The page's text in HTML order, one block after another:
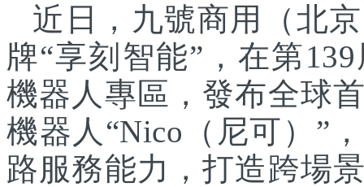
近日，九號商用（北
牌“享刻智能”，在第
機器人專區，發布全球
機器人“Nico（尼可）”
路服務能力，打造跨場